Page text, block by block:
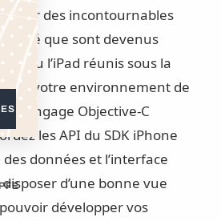
des incontournables
que sont devenus
ou l’iPad réunis sous la
fois votre environnement de
langage Objective-C
les API du SDK iPhone
données et l’interface
d’une bonne vue
développer vos